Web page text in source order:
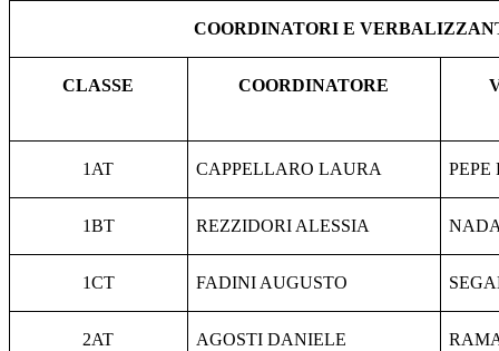
COORDINATORI E
CLASSE COORDINATORE
1AT CAPPELLARO LAURA PEPE
1BT REZZIDORI ALESSIA
1CT FADINI AUGUSTO
2AT AGOSTI DANIELE